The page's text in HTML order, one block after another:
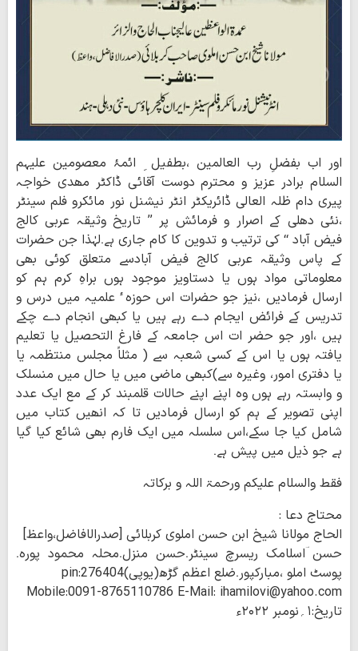
اور اب بفضلِ رب العالمین ،بطفیل ِ ائمۂ معصومین علیہم
السلام برادر عزیز و محترم دوست آقائی ڈاکٹر مھدی خواجہ
پیری دام ظلہ العالی ڈائریکٹر انٹر نیشنل نور مائکرو فلم سینٹر
،نئی دھلی کے اصرار و فرمائش پر ’’ تاریخ وثیقہ عربی کالج
فیض آباد ‘‘ کی ترتیب و تدوین کا کام جاری ہے۔لہٰذا جن حضرات
کے پاس وثیقہ عربی کالج فیض آبادسے متعلق کوئی بھی
معلوماتی مواد ہوں یا دستاویز موجود ہوں براہِ کرم ہم کو
ارسال فرمادیں ،نیز جو حضرات اس حوزہ ٔ علمیہ میں درس و
تدریس کے فرائض ایجام دے رہے ہیں یا کبھی انجام دے چکے
ہیں ،اور جو حضر ات اس جامعہ کے فارغ التحصیل یا تعلیم
یافتہ ہوں یا اس کے کسی شعبہ سے ( مثلاً مجلس منتظمہ یا
یا دفتری امور، وغیرہ سے)کبھی ماضی میں یا حال میں منسلک
و وابستہ رہے ہوں وہ اپنے اپنے حالات قلمبند کر کے مع ایک عدد
اپنی تصویر کے ہم کو ارسال فرمادیں تا کہ انھیں کتاب میں
شامل کیا جا سکے،اس سلسلہ میں ایک فارم بھی شائع کیا گیا
ہے جو ذیل میں پیش ہے۔
فقط والسلام علیکم ورحمۃ اللہ و برکاتہ
محتاج دعا :
الحاج مولانا شیخ ابن حسن املوی کربلائی [صدرالافاضل،واعظ]
حسن ؔاسلامک ریسرچ سینٹر۔حسن منزل۔محلہ محمود پورہ۔
پوسٹ املو ،مبارکپور۔ضلع اعظم گڑھ(یوپی)pin:276404
Mobile:0091-8765110786 E-Mail: ihamilovi@yahoo.com
تاریخ:۱؍نومبر ۲۰۲۲ء